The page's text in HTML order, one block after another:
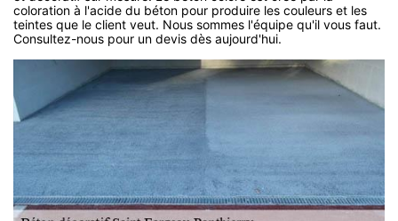
coloration à l'acide du béton pour produire les couleurs et les
teintes que le client veut. Nous sommes l'équipe qu'il vous faut.
Consultez-nous pour un devis dès aujourd'hui.